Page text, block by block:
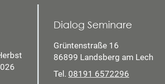
Dialog Seminare
Grüntenstraße 16
86899 Landsberg am Lech
Tel. 08191 6572296